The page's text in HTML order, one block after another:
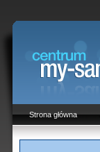
Strona główna